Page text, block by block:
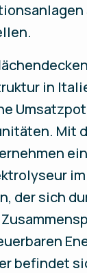
in
Mit
im
der sich
befindet